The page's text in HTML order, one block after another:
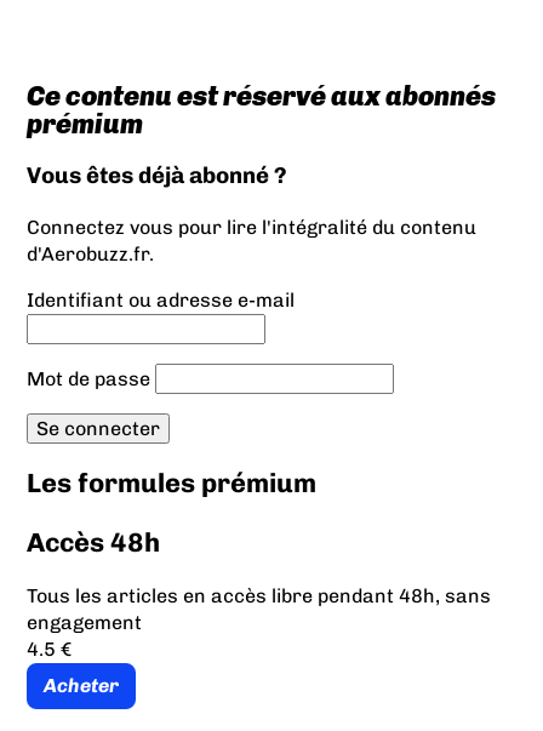
Ce contenu est réservé aux abonnés
prémium
Vous êtes déjà abonné ?
Connectez vous pour lire l'intégralité du contenu
d'Aerobuzz.fr.
Identifiant ou adresse e-mail
Mot de passe
Les formules prémium
Accès 48h
Tous les articles en accès libre pendant 48h, sans
engagement
4.5 €
Acheter